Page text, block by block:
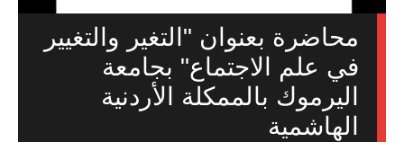
محاضرة بعنوان "التغير والتغيير
في علم الاجتماع" بجامعة
اليرموك بالممكلة الأردنية
الهاشمية